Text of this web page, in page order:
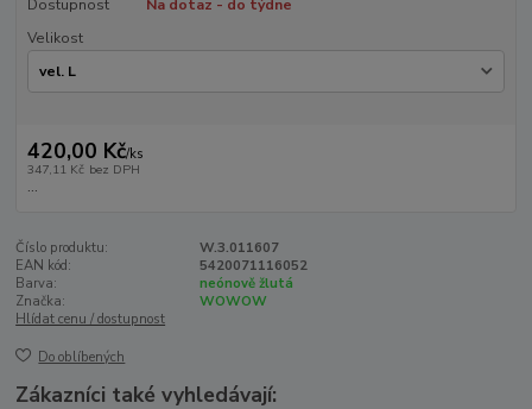
Dostupnost
Na dotaz - do týdne
Velikost
420,00 Kč/ks
347,11 Kč bez DPH
...
Číslo produktu:
W.3.011607
EAN kód:
5420071116052
Barva:
neónově žlutá
Značka:
WOWOW
Hlídat cenu / dostupnost
Do oblíbených
Zákazníci také vyhledávají: